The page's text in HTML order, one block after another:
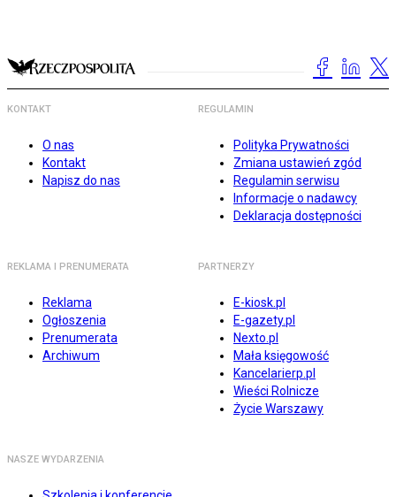
KONTAKT
O nas
Kontakt
Napisz do nas
REGULAMIN
Polityka Prywatności
Zmiana ustawień zgód
Regulamin serwisu
Informacje o nadawcy
Deklaracja dostępności
REKLAMA I PRENUMERATA
Reklama
Ogłoszenia
Prenumerata
Archiwum
PARTNERZY
E-kiosk.pl
E-gazety.pl
Nexto.pl
Mała księgowość
Kancelarierp.pl
Wieści Rolnicze
Życie Warszawy
NASZE WYDARZENIA